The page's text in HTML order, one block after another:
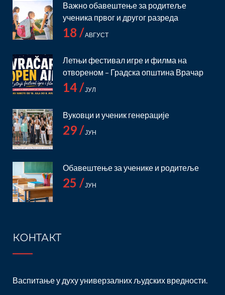
Важно обавештење за родитеље
ученика првог и другог разреда
18 /АВГУСТ
Летњи фестивал игре и филма на
отвореном – Градска општина Врачар
14 /ЈУЛ
Вуковци и ученик генерације
29 /ЈУН
Обавештење за ученике и родитеље
25 /ЈУН
КОНТАКТ
Васпитање у духу универзалних људских вредности.